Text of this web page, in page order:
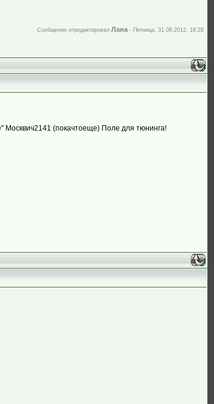
Сообщение отредактировал Лана - Пятница, 31.08.2012, 18:28
Москвич2141 (покачтоеще) Поле для тюнинга!